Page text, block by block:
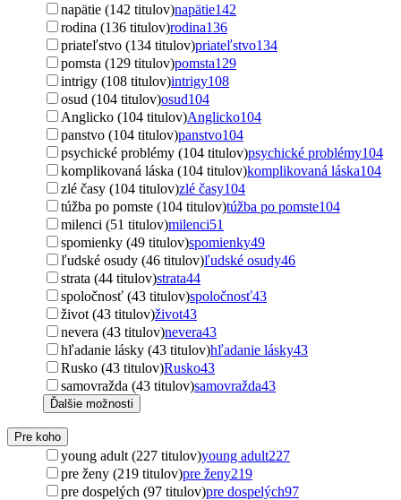
napätie (142 titulov)napätie142
rodina (136 titulov)rodina136
priateľstvo (134 titulov)priateľstvo134
pomsta (129 titulov)pomsta129
intrigy (108 titulov)intrigy108
osud (104 titulov)osud104
Anglicko (104 titulov)Anglicko104
panstvo (104 titulov)panstvo104
psychické problémy (104 titulov)psychické problémy104
komplikovaná láska (104 titulov)komplikovaná láska104
zlé časy (104 titulov)zlé časy104
túžba po pomste (104 titulov)túžba po pomste104
milenci (51 titulov)milenci51
spomienky (49 titulov)spomienky49
ľudské osudy (46 titulov)ľudské osudy46
strata (44 titulov)strata44
spoločnosť (43 titulov)spoločnosť43
život (43 titulov)život43
nevera (43 titulov)nevera43
hľadanie lásky (43 titulov)hľadanie lásky43
Rusko (43 titulov)Rusko43
samovražda (43 titulov)samovražda43
Ďalšie možnosti
Pre koho
young adult (227 titulov)young adult227
pre ženy (219 titulov)pre ženy219
pre dospelých (97 titulov)pre dospelých97